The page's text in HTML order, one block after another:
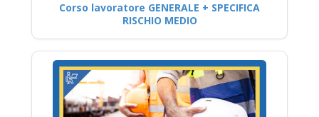
Corso lavoratore GENERALE + SPECIFICA
RISCHIO MEDIO